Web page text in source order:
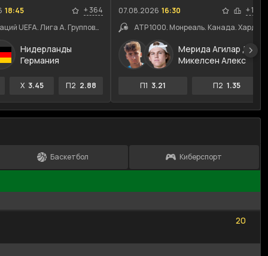
18:45 +364
Лига наций UEFA. Лига A. Групповой этап
Нидерланды
Германия
X 3.45 П2 2.88
07.08.2026 16:30 +116
ATP 1000. Монреаль. Канада. Хард
Мерида Агилар Даниэль
Микелсен Алекс
П1 3.21 П2 1.35
Баскетбол Киберспорт
2
2
0
0